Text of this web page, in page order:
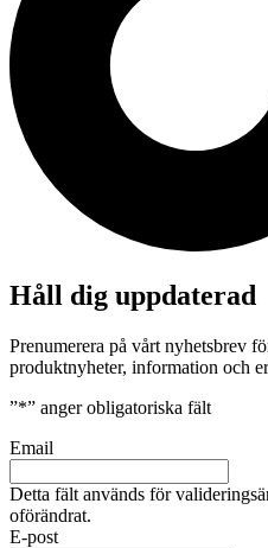
Håll dig uppdaterad
Prenumerera på vårt nyhetsbrev
produktnyheter, information och
”*” anger obligatoriska fält
Email
Detta fält används för
oförändrat.
E-post